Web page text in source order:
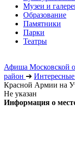
Музеи и
Образование
Памятники
Парки
Театры
Афиша Московской
район ➔ Интересные
Красной Армии на
Не указан
Информация о